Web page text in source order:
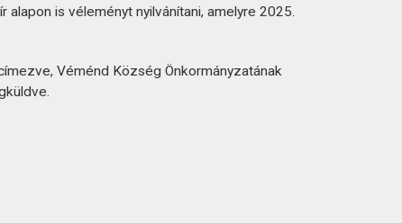
is véleményt nyilvánítani, amelyre 2025.
Véménd Község Önkormányzatának